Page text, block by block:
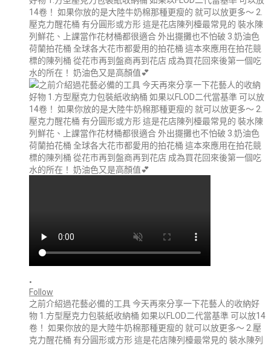
•
Follow
之前介紹過花藝必備的工具 今天再來分享一下花藝人的收納好
物 1.方型壓克力包裝紙收納桶 如果以FLOD二代當基準 可以放14
卷！ 如果你放的是大陸牛奶棉那種更瘦的 就可以放更多～ 2.壓
克力醒花桶 有分圓形或方形 這是花店陳列檯最常見的 裝水陳列